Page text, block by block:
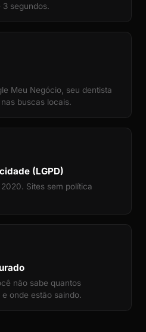
3 segundos.
Meu Negócio, seu dentista
buscas locais.
(LGPD)
Sites sem política
não sabe quantos
onde estão saindo.